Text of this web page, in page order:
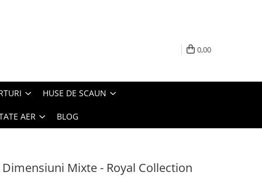
0,00
HUSE DE SCAUN
AER BLOG
Mixte - Royal Collection